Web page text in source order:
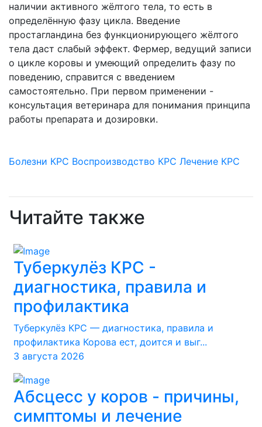
наличии активного жёлтого тела, то есть в
определённую фазу цикла. Введение
простагландина без функционирующего жёлтого
тела даст слабый эффект. Фермер, ведущий записи
о цикле коровы и умеющий определить фазу по
поведению, справится с введением
самостоятельно. При первом применении -
консультация ветеринара для понимания принципа
работы препарата и дозировки.
Болезни КРС Воспроизводство КРС Лечение КРС
Читайте также
Туберкулёз КРС -
диагностика, правила и
профилактика
Туберкулёз КРС — диагностика, правила и
профилактика Корова ест, доится и выг...
3 августа 2026
Абсцесс у коров - причины,
симптомы и лечение